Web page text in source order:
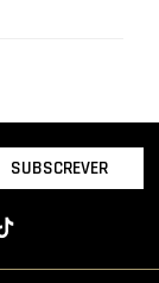
SUBSCREVER